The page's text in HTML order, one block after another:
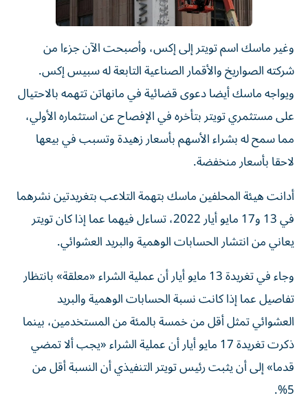
وغير ماسك اسم تويتر إلى إكس، وأصبحت الآن جزءا من
شركته الصواريخ والأقمار الصناعية التابعة له سبيس إكس.
ويواجه ماسك أيضا دعوى قضائية في مانهاتن تتهمه بالاحتيال
على مستثمري تويتر بتأخره في ​الإفصاح عن استثماره الأولي،
مما سمح له بشراء الأسهم بأسعار زهيدة ‌وتسبب في بيعها
لاحقا بأسعار منخفضة.
أدانت هيئة المحلفين ماسك بتهمة التلاعب بتغريدتين نشرهما
في 13 و17 مايو أيار 2022، تساءل فيهما عما إذا كان تويتر
⁠يعاني من انتشار الحسابات الوهمية والبريد العشوائي.
وجاء في تغريدة 13 مايو أيار أن عملية الشراء «معلقة» بانتظار
تفاصيل عما إذا كانت نسبة الحسابات الوهمية والبريد
العشوائي تمثل أقل من خمسة ​بالمئة من ‌المستخدمين، بينما
ذكرت تغريدة 17 مايو أيار أن عملية الشراء «يجب ألا تمضي
‌قدما» إلى أن يثبت رئيس تويتر التنفيذي أن النسبة أقل من
5%.